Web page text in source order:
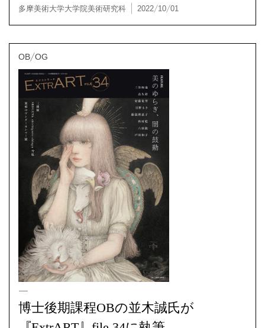
多摩美術大学大学院美術研究科 | 2022/10/01
OB/OG
博士後期課程OBの並木誠氏が